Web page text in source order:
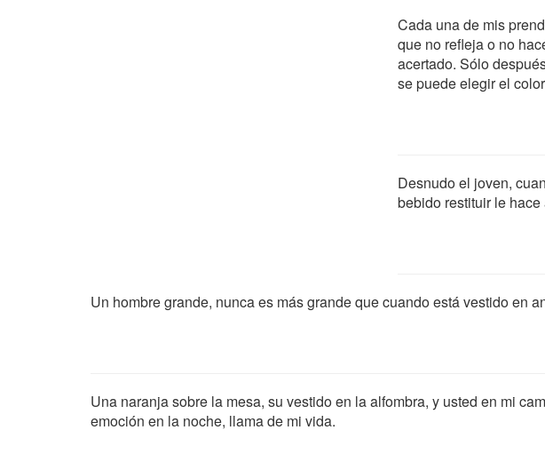
Cada una de mis
que no refleja o no
acertado. Sólo
se puede elegir el
Desnudo el joven,
bebido restituir le hace
Un hombre grande, nunca es más grande que cuando está vestido en
Una naranja sobre la mesa, su vestido en la alfombra, y usted en mi
emoción en la noche, llama de mi vida.